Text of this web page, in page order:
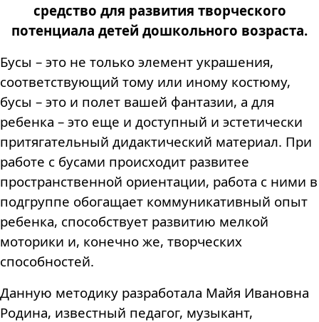
средство для развития творческого
потенциала детей дошкольного возраста.
Бусы – это не только элемент украшения,
соответствующий тому или иному костюму,
бусы – это и полет вашей фантазии, а для
ребенка – это еще и доступный и эстетически
притягательный дидактический материал. При
работе с бусами происходит развитее
пространственной ориентации, работа с ними в
подгруппе обогащает коммуникативный опыт
ребенка, способствует развитию мелкой
моторики и, конечно же, творческих
способностей.
Данную методику разработала Майя Ивановна
Родина, известный педагог, музыкант,